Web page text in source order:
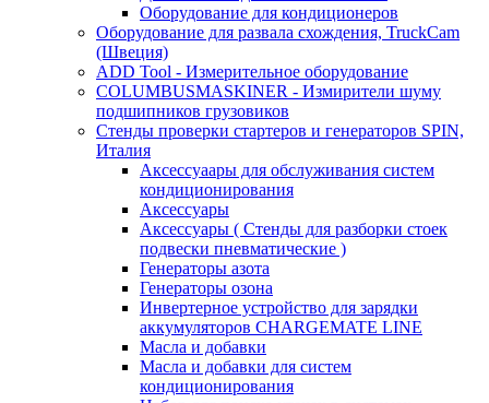
Оборудование для кондиционеров
Оборудование для развала схождения, TruckCam
(Швеция)
ADD Tool - Измерительное оборудование
COLUMBUSMASKINER - Измирители шуму
подшипников грузовиков
Стенды проверки стартеров и генераторов SPIN,
Италия
Аксессуаары для обслуживания систем
кондиционирования
Аксессуары
Аксессуары ( Стенды для разборки стоек
подвески пневматические )
Генераторы азота
Генераторы озона
Инвертерное устройство для зарядки
аккумуляторов CHARGEMATE LINE
Масла и добавки
Масла и добавки для систем
кондиционирования